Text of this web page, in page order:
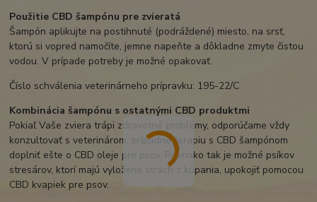
Použitie CBD šampónu pre zvieratá
Šampón aplikujte na postihnuté (podráždené) miesto, na srsť,
ktorú si vopred namočíte, jemne napeňte a dôkladne zmyte čistou
vodou. V prípade potreby je možné opakovať.
Číslo schválenia veterinárneho prípravku: 195-22/C
Kombinácia šampónu s ostatnými CBD produktmi
Pokiaľ Vaše zviera trápi zdravotné problémy, odporúčame vždy
konzultovať s veterinárom, prípadne terapiu s CBD šampónom
doplniť ešte o CBD oleje pre psov. Rovnako tak je možné psíkov
stresárov, ktorí majú vyložene strach z kúpania, upokojiť pomocou
CBD kvapiek pre psov.